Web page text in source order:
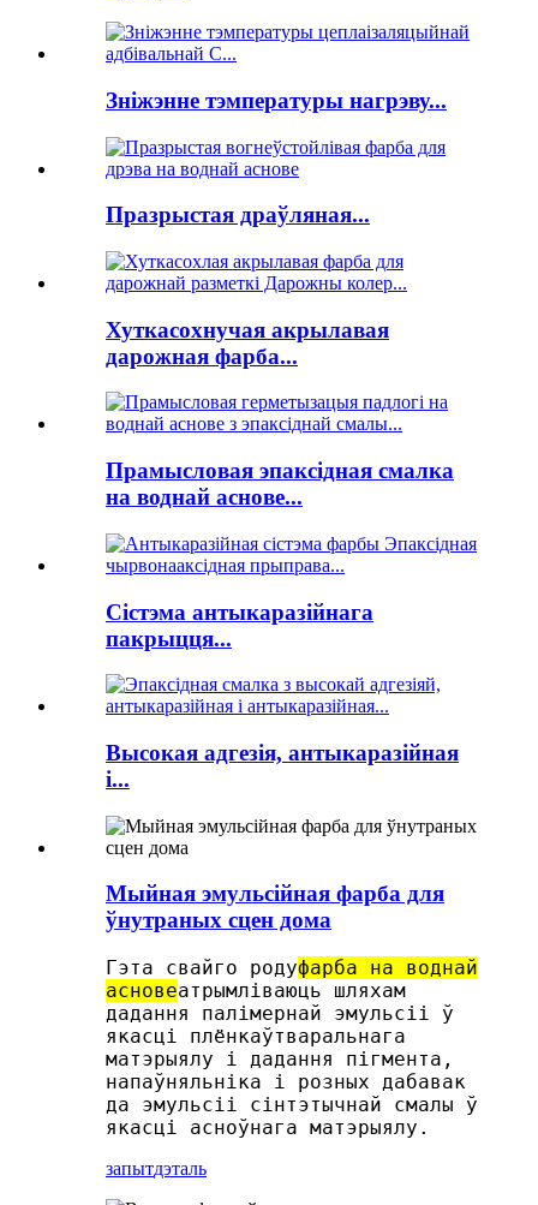
Зніжэнне тэмпературы нагрэву...
Празрыстая драўляная...
Хуткасохнучая акрылавая
дарожная фарба...
Прамысловая эпаксідная смалка
на воднай аснове...
Сістэма антыкаразійнага
пакрыцця...
Высокая адгезія, антыкаразійная
і...
Мыйная эмульсійная фарба для
ўнутраных сцен дома
Гэта свайго родуфарба на воднай
асновеатрымліваюць шляхам
дадання палімернай эмульсіі ў
якасці плёнкаўтваральнага
матэрыялу і дадання пігмента,
напаўняльніка і розных дабавак
да эмульсіі сінтэтычнай смалы ў
якасці асноўнага матэрыялу.
запытдэталь